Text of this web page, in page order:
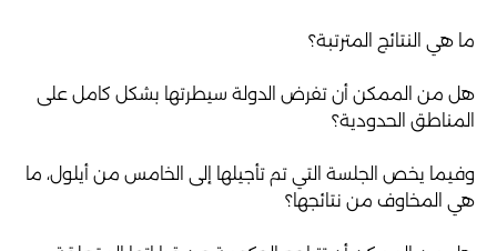
ما هي النتائج المترتبة؟
هل من الممكن أن تفرض الدولة سيطرتها بشكل كامل على
المناطق الحدودية؟
وفيما يخص الجلسة التي تم تأجيلها إلى الخامس من أيلول، ما
هي المخاوف من نتائجها؟